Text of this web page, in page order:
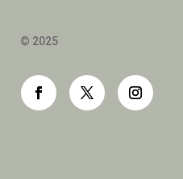
© 2025